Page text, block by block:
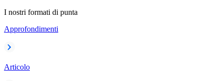
I nostri formati di punta
Approfondimenti
Articolo